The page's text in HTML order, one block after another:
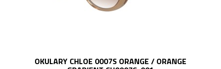
OKULARY CHLOE 0007S ORANGE / ORANGE